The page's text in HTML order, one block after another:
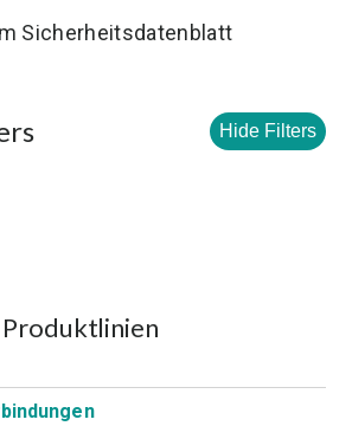
Sicherheitsdatenblatt
Hide Filters
Produktlinien